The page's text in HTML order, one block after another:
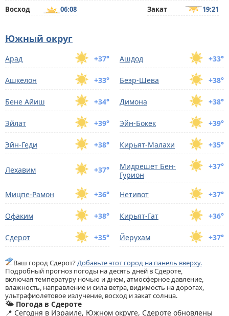
Восход
06:08 Закат 19:21
Южный округ
+37°
Арад +33°
Ашдод
+33°
Ашкелон +38°
Беэр-Шева
+34°
Бене Айиш +38°
Димона
+39°
Эйлат +39°
Эйн-Бокек
+38°
Эйн-Геди +35°
Кирьят-Малахи
+37°
Лехавим +37°
Мидрешет Бен-
Гуриoн
+36°
Мицпе-Рамoн +37°
Нетивот
+38°
Офаким +36°
Кирьят-Гат
+35°
Сдерот +37°
Йерухам
Ваш город Сдерот?Добавьте этот город на панель вверху.
Подробный прогноз погоды на десять дней в Сдероте,
включая температуру ночью и днем, атмосферное давление,
влажность, направление и сила ветра, видимость на дорогах,
ультрафиолетовое излучение, восход и закат солнца.
🌤️ Погода в Сдероте
📍 Сегодня в Израиле, Южном округе, Сдероте обновлены